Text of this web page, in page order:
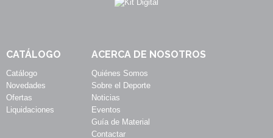
CATÁLOGO
Catálogo
Novedades
Ofertas
Liquidaciones
ACERCA DE NOSOTROS
Quiénes Somos
Sobre el Deporte
Noticias
Eventos
Guía de Material
Contactar